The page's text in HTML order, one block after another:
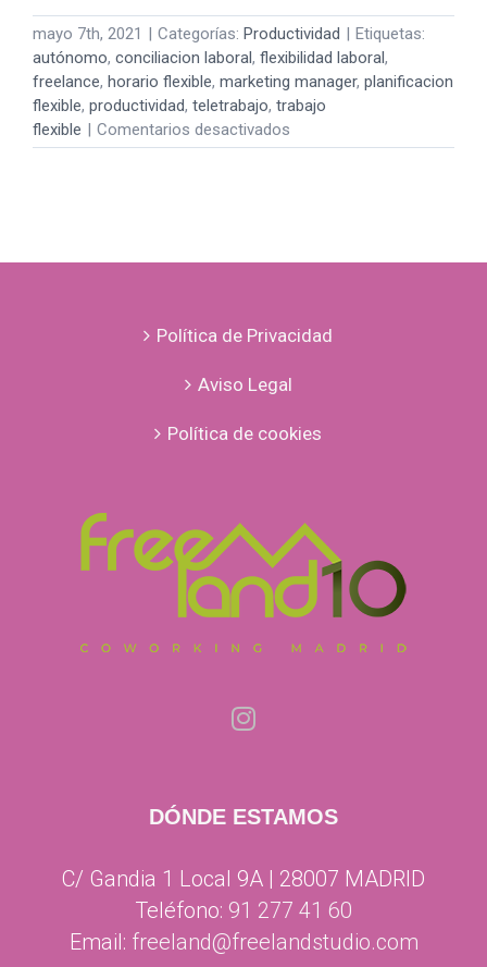
mayo 7th, 2021 Categorías: Productividad
Etiquetas:
autónomo, conciliacion laboral, flexibilidad laboral,
freelance, horario flexible, marketing manager, planificacion
flexible, productividad, teletrabajo, trabajo
flexible
Comentarios desactivados
Por
tener
trabajo
Política de Privacidad
Aviso Legal
Política de cookies
DÓNDE ESTAMOS
C/ Gandia 1 Local 9A | 28007 MADRID
Teléfono: 91 277 41 60
Email: freeland@freelandstudio.com